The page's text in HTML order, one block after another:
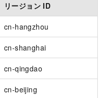
リージョン ID
cn-hangzhou
cn-shanghai
cn-qingdao
cn-beijing